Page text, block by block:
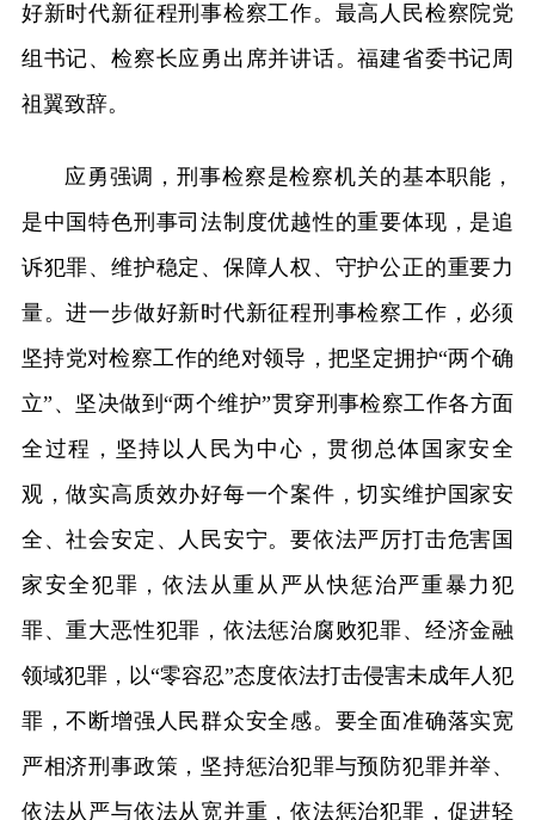
好新时代新征程刑事检察工作。最高人民检察院党
组书记、检察长应勇出席并讲话。福建省委书记周
祖翼致辞。
应勇强调，刑事检察是检察机关的基本职能，
是中国特色刑事司法制度优越性的重要体现，是追
诉犯罪、维护稳定、保障人权、守护公正的重要力
量。进一步做好新时代新征程刑事检察工作，必须
坚持党对检察工作的绝对领导，把坚定拥护“两个确
立”、坚决做到“两个维护”贯穿刑事检察工作各方面
全过程，坚持以人民为中心，贯彻总体国家安全
观，做实高质效办好每一个案件，切实维护国家安
全、社会安定、人民安宁。要依法严厉打击危害国
家安全犯罪，依法从重从严从快惩治严重暴力犯
罪、重大恶性犯罪，依法惩治腐败犯罪、经济金融
领域犯罪，以“零容忍”态度依法打击侵害未成年人犯
罪，不断增强人民群众安全感。要全面准确落实宽
严相济刑事政策，坚持惩治犯罪与预防犯罪并举、
依法从严与依法从宽并重，依法惩治犯罪，促进轻